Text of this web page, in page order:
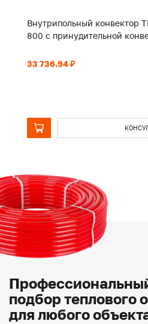
Внутрипольный конвектор
800 с принудительной
33 736.94 ₽
подбор теплового
для любого